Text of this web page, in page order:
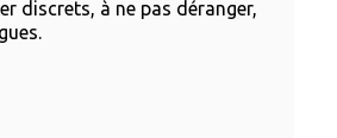
discrets, à ne pas déranger,